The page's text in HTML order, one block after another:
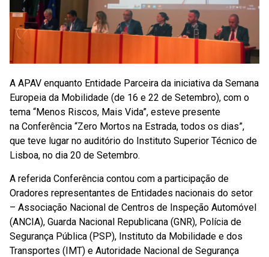
A APAV enquanto Entidade Parceira da iniciativa da Semana
Europeia da Mobilidade (de 16 e 22 de Setembro), com o
tema “Menos Riscos, Mais Vida”, esteve presente
na Conferência “Zero Mortos na Estrada, todos os dias”,
que teve lugar no auditório do Instituto Superior Técnico de
Lisboa, no dia 20 de Setembro.
A referida Conferência contou com a participação de
Oradores representantes de Entidades nacionais do setor
– Associação Nacional de Centros de Inspeção Automóvel
(ANCIA), Guarda Nacional Republicana (GNR), Polícia de
Segurança Pública (PSP), Instituto da Mobilidade e dos
Transportes (IMT) e Autoridade Nacional de Segurança